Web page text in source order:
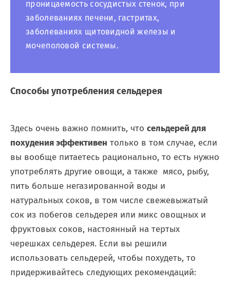
проницаемость сосудистых стенок, при
заболеваниях печени, гастритах,
заболеваниях щитовидной железы и
мочеполовой системы.
Способы употребления сельдерея
Здесь очень важно помнить, что сельдерей для
похудения эффективен только в том случае, если
вы вообще питаетесь рационально, то есть нужно
употреблять другие овощи, а также мясо, рыбу,
пить больше негазированной воды и
натуральных соков, в том числе свежевыжатый
сок из побегов сельдерея или микс овощных и
фруктовых соков, настоянный на тертых
черешках сельдерея. Если вы решили
использовать сельдерей, чтобы похудеть, то
придерживайтесь следующих рекомендаций: